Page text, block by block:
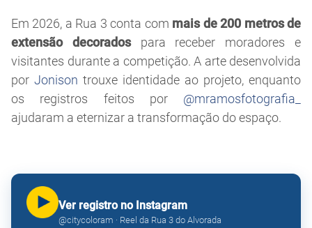
Em 2026, a Rua 3 conta com mais de 200 metros de
extensão decoradospara receber moradores e
visitantes durante a competição. A arte desenvolvida
por Jonison trouxe identidade ao projeto, enquanto
os registros feitos por @mramosfotografia_
ajudaram a eternizar a transformação do espaço.
Ver registro no Instagram
@citycoloram · Reel da Rua 3 do Alvorada